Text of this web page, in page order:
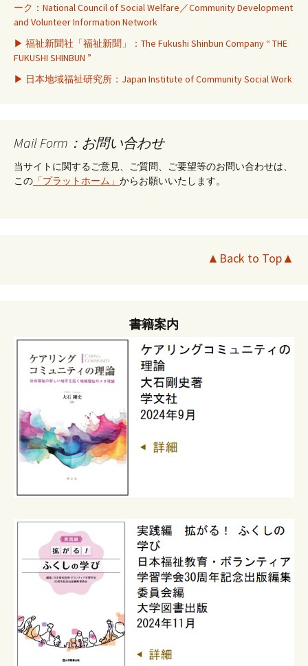
ーク：National Council of Social Welfare／Community Development
and Volunteer Information Network
▶ 福祉新聞社「福祉新聞」：The Fukushi Shinbun Company “ THE
FUKUSHI SHINBUN ”
▶ 日本地域福祉研究所：Japan Institute of Community Social Work
Mail Form：お問い合わせ
当サイトに関するご意見、ご質問、ご要望等のお問い合わせは、
この 「プラットホーム」 からお願いいたします。
▲Back to Top▲
書籍案内